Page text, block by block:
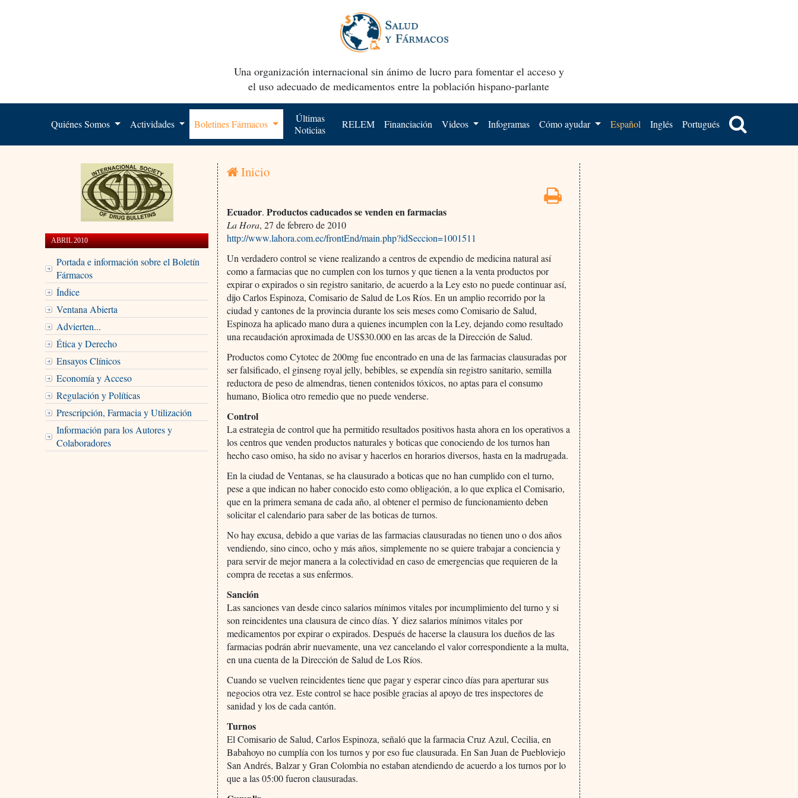
Una organización internacional sin ánimo de lucro para fomentar el acceso y
el uso adecuado de medicamentos entre la población hispano-parlante
Quiénes Somos Actividades Boletines Fármacos
Últimas
Noticias
RELEM Financiación Videos Infogramas Cómo ayudar Español Inglés Portugués
ABRIL 2010
Portada e información sobre el Boletín
Fármacos
Índice
Ventana Abierta
Advierten...
Ética y Derecho
Ensayos Clínicos
Economía y Acceso
Regulación y Políticas
Prescripción, Farmacia y Utilización
Información para los Autores y
Colaboradores
Inicio
Ecuador. Productos caducados se venden en farmacias
La Hora, 27 de febrero de 2010
http://www.lahora.com.ec/frontEnd/main.php?idSeccion=1001511
Un verdadero control se viene realizando a centros de expendio de medicina natural así
como a farmacias que no cumplen con los turnos y que tienen a la venta productos por
expirar o expirados o sin registro sanitario, de acuerdo a la Ley esto no puede continuar así,
dijo Carlos Espinoza, Comisario de Salud de Los Ríos. En un amplio recorrido por la
ciudad y cantones de la provincia durante los seis meses como Comisario de Salud,
Espinoza ha aplicado mano dura a quienes incumplen con la Ley, dejando como resultado
una recaudación aproximada de US$30.000 en las arcas de la Dirección de Salud.
Productos como Cytotec de 200mg fue encontrado en una de las farmacias clausuradas por
ser falsificado, el ginseng royal jelly, bebibles, se expendía sin registro sanitario, semilla
reductora de peso de almendras, tienen contenidos tóxicos, no aptas para el consumo
humano, Biolica otro remedio que no puede venderse.
Control
La estrategia de control que ha permitido resultados positivos hasta ahora en los operativos a
los centros que venden productos naturales y boticas que conociendo de los turnos han
hecho caso omiso, ha sido no avisar y hacerlos en horarios diversos, hasta en la madrugada.
En la ciudad de Ventanas, se ha clausurado a boticas que no han cumplido con el turno,
pese a que indican no haber conocido esto como obligación, a lo que explica el Comisario,
que en la primera semana de cada año, al obtener el permiso de funcionamiento deben
solicitar el calendario para saber de las boticas de turnos.
No hay excusa, debido a que varias de las farmacias clausuradas no tienen uno o dos años
vendiendo, sino cinco, ocho y más años, simplemente no se quiere trabajar a conciencia y
para servir de mejor manera a la colectividad en caso de emergencias que requieren de la
compra de recetas a sus enfermos.
Sanción
Las sanciones van desde cinco salarios mínimos vitales por incumplimiento del turno y si
son reincidentes una clausura de cinco días. Y diez salarios mínimos vitales por
medicamentos por expirar o expirados. Después de hacerse la clausura los dueños de las
farmacias podrán abrir nuevamente, una vez cancelando el valor correspondiente a la multa,
en una cuenta de la Dirección de Salud de Los Ríos.
Cuando se vuelven reincidentes tiene que pagar y esperar cinco días para aperturar sus
negocios otra vez. Este control se hace posible gracias al apoyo de tres inspectores de
sanidad y los de cada cantón.
Turnos
El Comisario de Salud, Carlos Espinoza, señaló que la farmacia Cruz Azul, Cecilia, en
Babahoyo no cumplía con los turnos y por eso fue clausurada. En San Juan de Puebloviejo
San Andrés, Balzar y Gran Colombia no estaban atendiendo de acuerdo a los turnos por lo
que a las 05:00 fueron clausuradas.